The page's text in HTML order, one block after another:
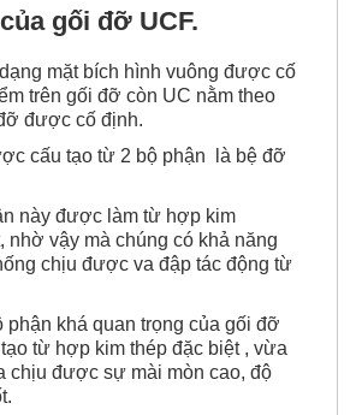
mặt bích hình vuông được cố
trên gối đỡ còn UC nằm theo
được cố định.
cấu tạo từ 2 bộ phận là bệ đỡ
này được làm từ hợp kim
nhờ vậy mà chúng có khả năng
chịu được va đập tác động từ
phận khá quan trọng của gối đỡ
từ hợp kim thép đặc biệt , vừa
chịu được sự mài mòn cao, độ